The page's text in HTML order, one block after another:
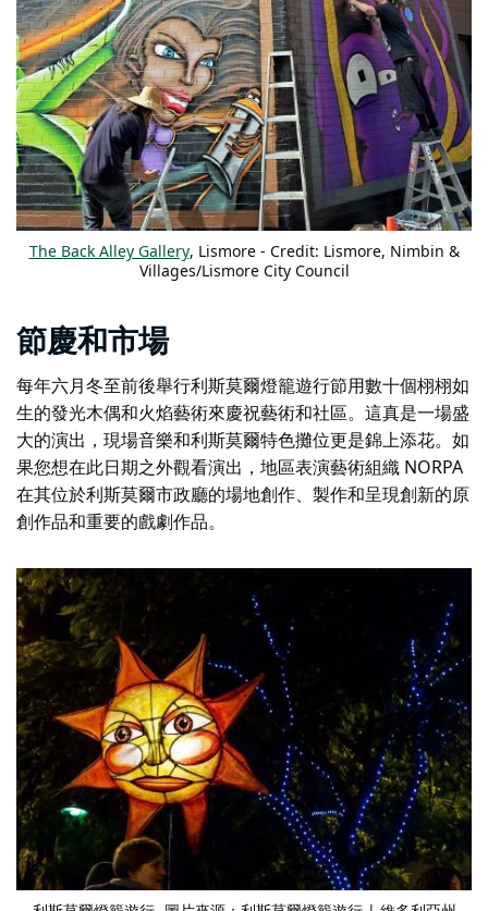
The Back Alley Gallery, Lismore - Credit: Lismore, Nimbin &
Villages/Lismore City Council
節慶和市場
每年六月冬至前後舉行利斯莫爾燈籠遊行節用數十個栩栩如
生的發光木偶和火焰藝術來慶祝藝術和社區。這真是一場盛
大的演出，現場音樂和利斯莫爾特色攤位更是錦上添花。如
果您想在此日期之外觀看演出，地區表演藝術組織 NORPA
在其位於利斯莫爾市政廳的場地創作、製作和呈現創新的原
創作品和重要的戲劇作品。